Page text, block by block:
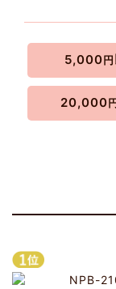
5,000 円
20,000 円